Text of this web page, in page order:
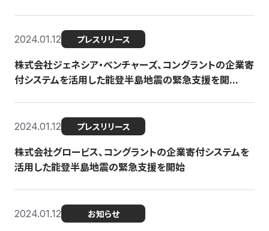
2024.01.12 プレスリリース
株式会社ジェネシア・ベンチャーズ、コングラントの企業寄
付システムを活用した能登半島地震の緊急支援を開...
2024.01.12 プレスリリース
株式会社グロービス、コングラントの企業寄付システムを
活用した能登半島地震の緊急支援を開始
2024.01.12 お知らせ